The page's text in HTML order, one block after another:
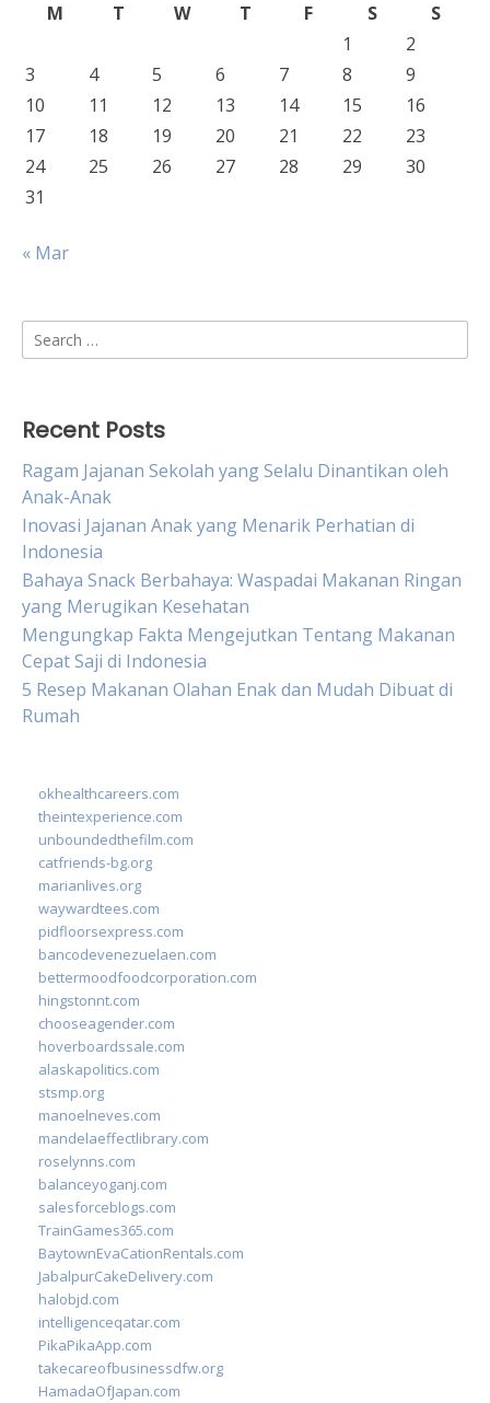
M
T W T F S
S
1
2
3
4 5 6 7 8
9
10
11 12 13 14 15
16
17
18 19 20 21 22
23
24
25 26 27 28 29
30
31
« Mar
Search
for:
Recent Posts
Ragam Jajanan Sekolah yang Selalu Dinantikan oleh
Anak-Anak
Inovasi Jajanan Anak yang Menarik Perhatian di
Indonesia
Bahaya Snack Berbahaya: Waspadai Makanan Ringan
yang Merugikan Kesehatan
Mengungkap Fakta Mengejutkan Tentang Makanan
Cepat Saji di Indonesia
5 Resep Makanan Olahan Enak dan Mudah Dibuat di
Rumah
okhealthcareers.com
theintexperience.com
unboundedthefilm.com
catfriends-bg.org
marianlives.org
waywardtees.com
pidfloorsexpress.com
bancodevenezuelaen.com
bettermoodfoodcorporation.com
hingstonnt.com
chooseagender.com
hoverboardssale.com
alaskapolitics.com
stsmp.org
manoelneves.com
mandelaeffectlibrary.com
roselynns.com
balanceyoganj.com
salesforceblogs.com
TrainGames365.com
BaytownEvaCationRentals.com
JabalpurCakeDelivery.com
halobjd.com
intelligenceqatar.com
PikaPikaApp.com
takecareofbusinessdfw.org
HamadaOfJapan.com